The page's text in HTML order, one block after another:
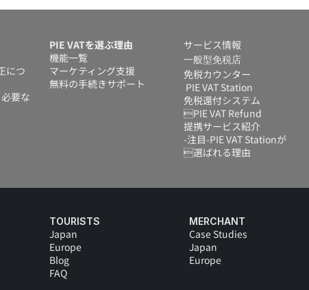
につ
要な
PIE VATを選ぶ理由
機能一覧
マーケティング支援
無料の手続きサポート
サービス情報
一般型免税店
免税カウンター
PIE VAT Station
免税還付システム
PIE VAT Refund
提携サービス紹介
-注目-PIE VAT Stationが
選ばれる理由
TOURISTS
Japan
Europe
Blog
FAQ
MERCHANT
Case Studies
Japan
Europe